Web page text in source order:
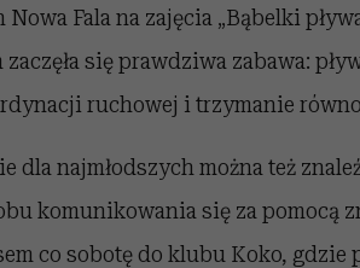
Fala na zajęcia „Bąbelki
się prawdziwa zabawa:
ruchowej i trzymanie
dla najmłodszych można też
komunikowania się za pomocą
co sobotę do klubu Koko, gdzie